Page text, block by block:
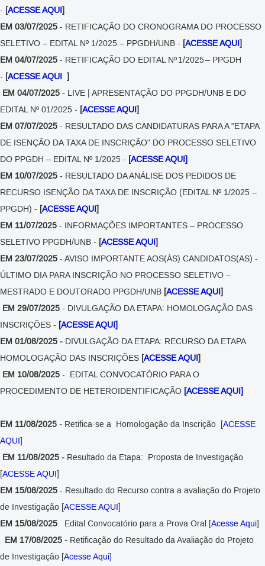
- [ACESSE AQUI]
EM 03/07/2025 - RETIFICAÇÃO DO CRONOGRAMA DO PROCESSO
SELETIVO – EDITAL Nº 1/2025 – PPGDH/UNB - [ACESSE AQUI]
EM 04/07/2025 - RETIFICAÇÃO DO EDITAL Nº 1/2025 – PPGDH
- [ACESSE AQUI ]
EM 04/07/2025 - LIVE | APRESENTAÇÃO DO PPGDH/UNB E DO
EDITAL Nº 01/2025 - [ACESSE AQUI]
EM 07/07/2025 - RESULTADO DAS CANDIDATURAS PARA A "ETAPA
DE ISENÇÃO DA TAXA DE INSCRIÇÃO" DO PROCESSO SELETIVO
DO PPGDH – EDITAL Nº 1/2025 - [ACESSE AQUI]
EM 10/07/2025 - RESULTADO DA ANÁLISE DOS PEDIDOS DE
RECURSO ISENÇÃO DA TAXA DE INSCRIÇÃO (EDITAL Nº 1/2025 –
PPGDH) - [ACESSE AQUI]
EM 11/07/2025 - INFORMAÇÕES IMPORTANTES – PROCESSO
SELETIVO PPGDH/UNB - [ACESSE AQUI]
EM 23/07/2025 - AVISO IMPORTANTE AOS(ÀS) CANDIDATOS(AS) -
ÚLTIMO DIA PARA INSCRIÇÃO NO PROCESSO SELETIVO –
MESTRADO E DOUTORADO PPGDH/UNB [ACESSE AQUI]
EM 29/07/2025 - DIVULGAÇÃO DA ETAPA: HOMOLOGAÇÃO DAS
INSCRIÇÕES - [ACESSE AQUI]
EM 01/08/2025 - DIVULGAÇÃO DA ETAPA: RECURSO DA ETAPA
HOMOLOGAÇÃO DAS INSCRIÇÕES [ACESSE AQUI]
EM 10/08/2025 - EDITAL CONVOCATÓRIO PARA O
PROCEDIMENTO DE HETEROIDENTIFICAÇÃO [ACESSE AQUI]
EM 11/08/2025 - Retifica-se a Homologação da Inscrição [ACESSE
AQUI]
EM 11/08/2025 - Resultado da Etapa: Proposta de Investigação
[ACESSE AQUI]
EM 15/08/2025 - Resultado do Recurso contra a avaliação do Projeto
de Investigação [ACESSE AQUI]
EM 15/08/2025 Edital Convocatório para a Prova Oral [Acesse Aqui]
EM 17/08/2025 - Retificação do Resultado da Avaliação do Projeto
de Investigação [Acesse Aqui]